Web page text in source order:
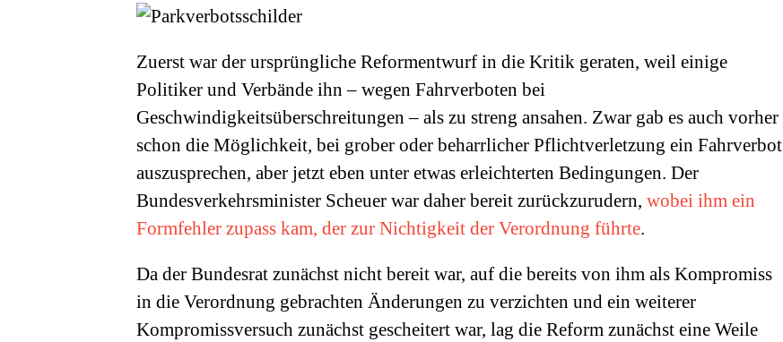
Zuerst war der ursprüngliche Reformentwurf in die Kritik geraten, weil einige
Politiker und Verbände ihn – wegen Fahrverboten bei
Geschwindigkeitsüberschreitungen – als zu streng ansahen. Zwar gab es auch vorher
schon die Möglichkeit, bei grober oder beharrlicher Pflichtverletzung ein Fahrverbot
auszusprechen, aber jetzt eben unter etwas erleichterten Bedingungen. Der
Bundesverkehrsminister Scheuer war daher bereit zurückzurudern, wobei ihm ein
Formfehler zupass kam, der zur Nichtigkeit der Verordnung führte.
Da der Bundesrat zunächst nicht bereit war, auf die bereits von ihm als Kompromiss
in die Verordnung gebrachten Änderungen zu verzichten und ein weiterer
Kompromissversuch zunächst gescheitert war, lag die Reform zunächst eine Weile